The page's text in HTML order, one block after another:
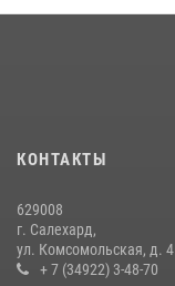
14 июля 2026, 06:53
КОНТАКТЫ
629008
г. Салехард,
ул. Комсомольская, д. 4
+ 7 (34922) 3-48-70